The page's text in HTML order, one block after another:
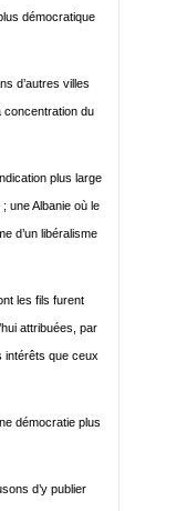
démocratique
d’autres villes
concentration du
plus large
une Albanie où le
d’un libéralisme
les fils furent
attribuées, par
intérêts que ceux
démocratie plus
d’y publier